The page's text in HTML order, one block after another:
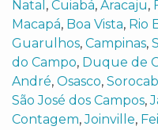
Natal , Cuiabá, Aracaju,
Macapá, Boa Vista, Rio
Guarulhos, Campinas,
do Campo, Duque de
André, Osasco,
São José dos Campos,
Contagem,Joinville,